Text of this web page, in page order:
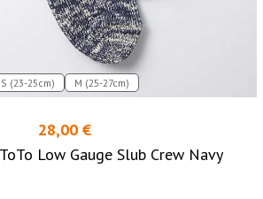
S (23-25cm) M (25-27cm)
28,00 €
Low Gauge Slub Crew Navy